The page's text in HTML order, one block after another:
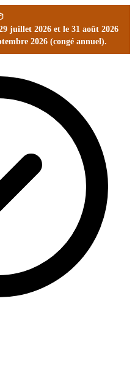
juillet 2026 et le 31 août 2026
2026 (congé annuel).